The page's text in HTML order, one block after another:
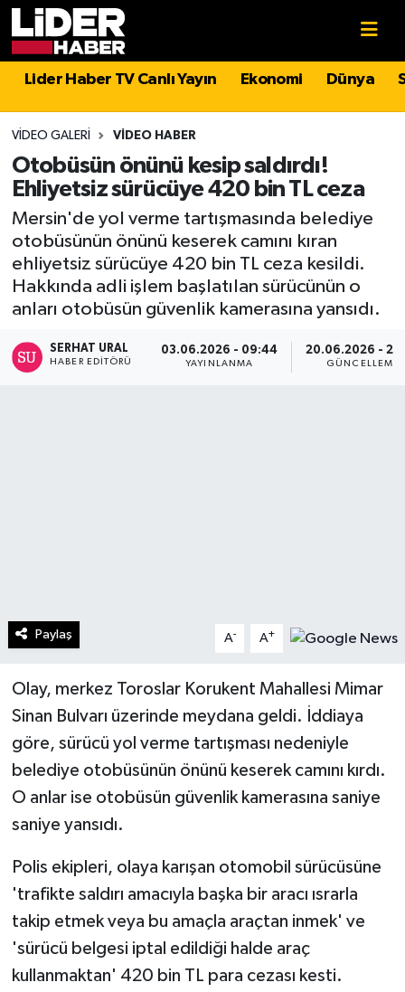
Lider Haber TV Canlı Yayın Ekonomi Dünya
VIDEO GALERI VIDEO HABER
Otobüsün önünü kesip saldırdı!
Ehliyetsiz sürücüye 420 bin TL ceza
Mersin'de yol verme tartışmasında belediye
otobüsünün önünü keserek camını kıran
ehliyetsiz sürücüye 420 bin TL ceza kesildi.
Hakkında adli işlem başlatılan sürücünün o
anları otobüsün güvenlik kamerasına yansıdı.
SERHAT URAL
HABER EDITÖRÜ
03.06.2026 - 09:44
YAYINLANMA
20.06.2026 -
GÜNCELLEME
Paylaş A- A+
Olay, merkez Toroslar Korukent Mahallesi Mimar
Sinan Bulvarı üzerinde meydana geldi. İddiaya
göre, sürücü yol verme tartışması nedeniyle
belediye otobüsünün önünü keserek camını kırdı.
O anlar ise otobüsün güvenlik kamerasına saniye
saniye yansıdı.
Polis ekipleri, olaya karışan otomobil sürücüsüne
'trafikte saldırı amacıyla başka bir aracı ısrarla
takip etmek veya bu amaçla araçtan inmek' ve
'sürücü belgesi iptal edildiği halde araç
kullanmaktan' 420 bin TL para cezası kesti.
Politika
Asayiş
Sağlık
Hava Durumu
İstanbul Namaz Vakitleri
Tüm Manşetler
Son Dakika Haberleri